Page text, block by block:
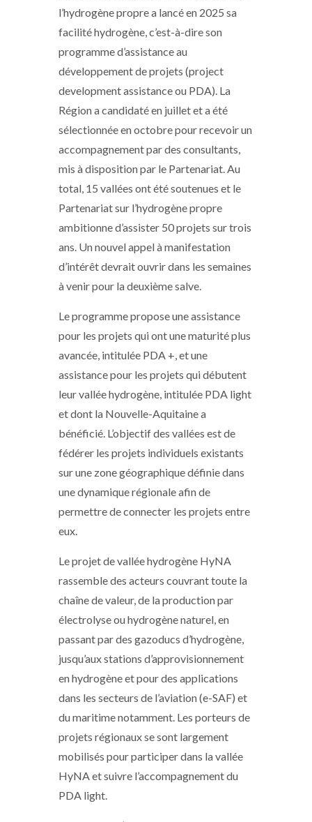
l’hydrogène propre a lancé en 2025 sa
facilité hydrogène, c’est-à-dire son
programme d’assistance au
développement de projets (project
development assistance ou PDA). La
Région a candidaté en juillet et a été
sélectionnée en octobre pour recevoir un
accompagnement par des consultants,
mis à disposition par le Partenariat. Au
total, 15 vallées ont été soutenues et le
Partenariat sur l’hydrogène propre
ambitionne d’assister 50 projets sur trois
ans. Un nouvel appel à manifestation
d’intérêt devrait ouvrir dans les semaines
à venir pour la deuxième salve.
Le programme propose une assistance
pour les projets qui ont une maturité plus
avancée, intitulée PDA +, et une
assistance pour les projets qui débutent
leur vallée hydrogène, intitulée PDA light
et dont la Nouvelle-Aquitaine a
bénéficié. L’objectif des vallées est de
fédérer les projets individuels existants
sur une zone géographique définie dans
une dynamique régionale afin de
permettre de connecter les projets entre
eux.
Le projet de vallée hydrogène HyNA
rassemble des acteurs couvrant toute la
chaîne de valeur, de la production par
électrolyse ou hydrogène naturel, en
passant par des gazoducs d’hydrogène,
jusqu’aux stations d’approvisionnement
en hydrogène et pour des applications
dans les secteurs de l’aviation (e-SAF) et
du maritime notamment. Les porteurs de
projets régionaux se sont largement
mobilisés pour participer dans la vallée
HyNA et suivre l’accompagnement du
PDA light.